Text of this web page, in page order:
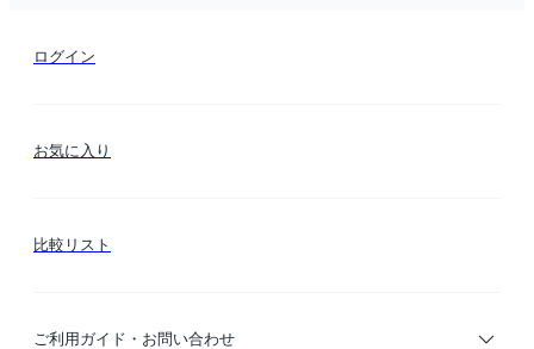
ログイン
お気に入り
比較リスト
ご利用ガイド・お問い合わせ